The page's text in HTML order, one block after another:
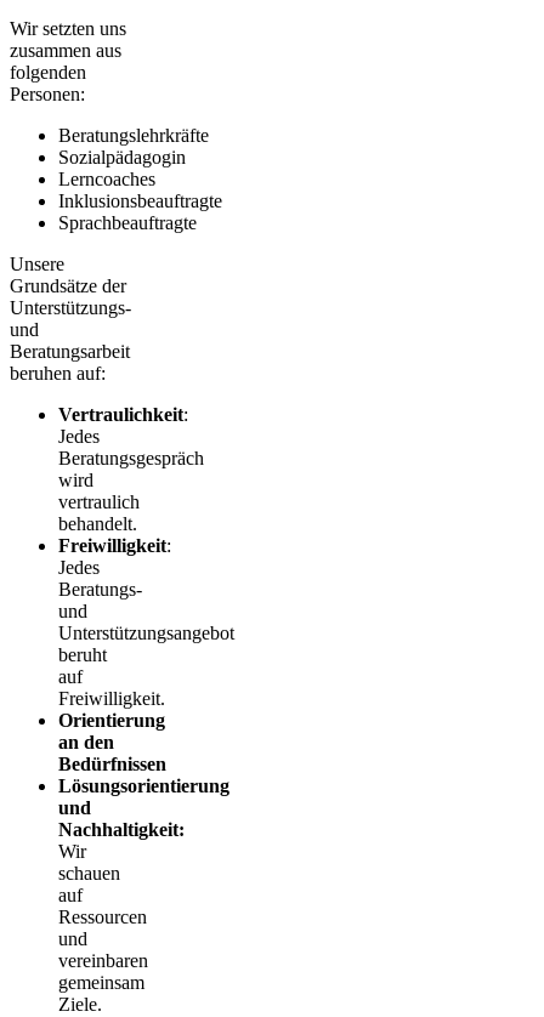
Wir setzten uns
zusammen aus
folgenden
Personen:
Beratungslehrkräfte
Sozialpädagogin
Lerncoaches
Inklusionsbeauftragte
Sprachbeauftragte
Unsere
Grundsätze der
Unterstützungs-
und
Beratungsarbeit
beruhen auf:
Vertraulichkeit:
Jedes
Beratungsgespräch
wird
vertraulich
behandelt.
Freiwilligkeit:
Jedes
Beratungs-
und
Unterstützungsangebot
beruht
auf
Freiwilligkeit.
Orientierung
an den
Bedürfnissen
Lösungsorientierung
und
Nachhaltigkeit:
Wir
schauen
auf
Ressourcen
und
vereinbaren
gemeinsam
Ziele.